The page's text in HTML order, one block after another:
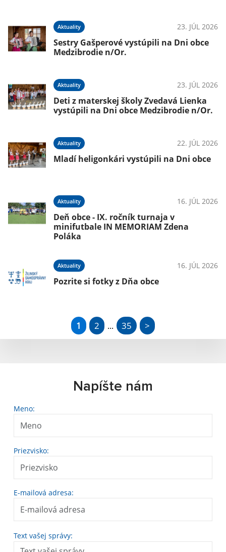
Aktuality 23. JÚL 2026
Sestry Gašperové vystúpili na Dni obce
Medzibrodie n/Or.
Aktuality 23. JÚL 2026
Deti z materskej školy Zvedavá Lienka
vystúpili na Dni obce Medzibrodie n/Or.
Aktuality 22. JÚL 2026
Mladí heligonkári vystúpili na Dni obce
Aktuality 16. JÚL 2026
Deň obce - IX. ročník turnaja v
minifutbale IN MEMORIAM Zdena
Poláka
Aktuality 16. JÚL 2026
Pozrite si fotky z Dňa obce
1 2 ... 35 >
Napíšte nám
Meno:
Priezvisko:
E-mailová adresa:
Text vašej správy: